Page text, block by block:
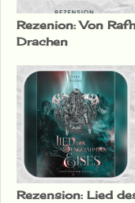
Rezenion: Von
Drachen
Rezension: Lied